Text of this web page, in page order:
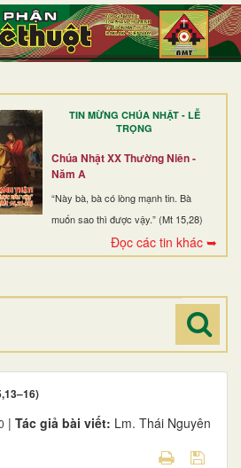
TIN MỪNG CHÚA NHẬT - LỄ
TRỌNG
Chúa Nhật XX Thường Niên -
Năm A
“Này bà, bà có lòng mạnh tin. Bà
muốn sao thì được vậy.” (Mt 15,28)
Đọc các tin khác ➥
| Tác giả bài viết: Lm. Thái Nguyên